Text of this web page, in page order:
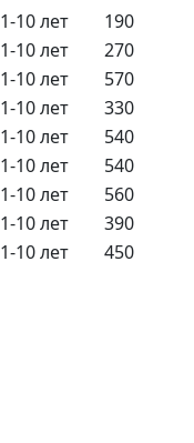
1-10 лет
190
1-10 лет
270
1-10 лет
570
1-10 лет
330
1-10 лет
540
1-10 лет
540
1-10 лет
560
1-10 лет
390
1-10 лет
450